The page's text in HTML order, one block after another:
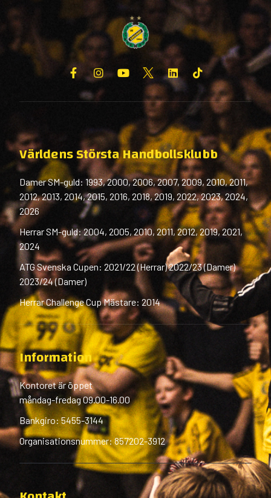
Världens Största Handbollsklubb
Damer SM-guld: 1993, 2000, 2006, 2007, 2009, 2010, 2011,
2012, 2013, 2014, 2015, 2016, 2018, 2019, 2022, 2023, 2024,
2026
Herrar SM-guld: 2004, 2005, 2010, 2011, 2012, 2019, 2021,
2024
ATG Svenska Cupen: 2021/22 (Herrar) 2022/23 (Damer)
2023/24 (Damer)
Herrar Challenge Cup Mästare: 2014
Information
Kontoret är öppet
måndag-fredag 09.00-16.00
Bankgiro: 5455-3144
Organisationsnummer: 857202-3912